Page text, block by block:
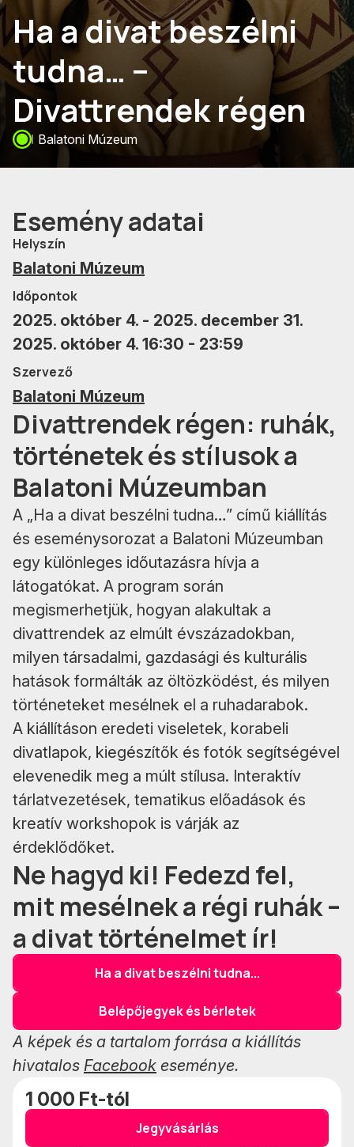
Ha a divat beszélni
tudna… –
Divattrendek régen
Balatoni Múzeum
Esemény adatai
Helyszín
Balatoni Múzeum
Időpontok
2025. október 4. - 2025. december 31.
2025. október 4. 16:30 - 23:59
Szervező
Balatoni Múzeum
Divattrendek régen: ruhák,
történetek és stílusok a
Balatoni Múzeumban
A „Ha a divat beszélni tudna…” című kiállítás
és eseménysorozat a Balatoni Múzeumban
egy különleges időutazásra hívja a
látogatókat. A program során
megismerhetjük, hogyan alakultak a
divattrendek az elmúlt évszázadokban,
milyen társadalmi, gazdasági és kulturális
hatások formálták az öltözködést, és milyen
történeteket mesélnek el a ruhadarabok.
A kiállításon eredeti viseletek, korabeli
divatlapok, kiegészítők és fotók segítségével
elevenedik meg a múlt stílusa. Interaktív
tárlatvezetések, tematikus előadások és
kreatív workshopok is várják az
érdeklődőket.
Ne hagyd ki! Fedezd fel,
mit mesélnek a régi ruhák –
a divat történelmet ír!
Ha a divat beszélni tudna...
Belépőjegyek és bérletek
A képek és a tartalom forrása a kiállítás
hivatalos Facebook eseménye.
1 000 Ft-tól
Jegyvásárlás